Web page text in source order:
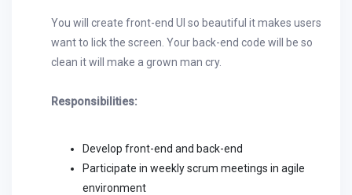
You will create front-end UI so beautiful it makes users
want to lick the screen. Your back-end code will be so
clean it will make a grown man cry.
Responsibilities:
Develop front-end and back-end
Participate in weekly scrum meetings in agile
environment